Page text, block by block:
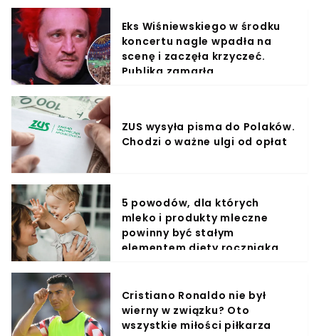
Eks Wiśniewskiego w środku
koncertu nagle wpadła na
scenę i zaczęła krzyczeć.
Publika zamarła
ZUS wysyła pisma do Polaków.
Chodzi o ważne ulgi od opłat
5 powodów, dla których
mleko i produkty mleczne
powinny być stałym
elementem diety roczniaka
Cristiano Ronaldo nie był
wierny w związku? Oto
wszystkie miłości piłkarza